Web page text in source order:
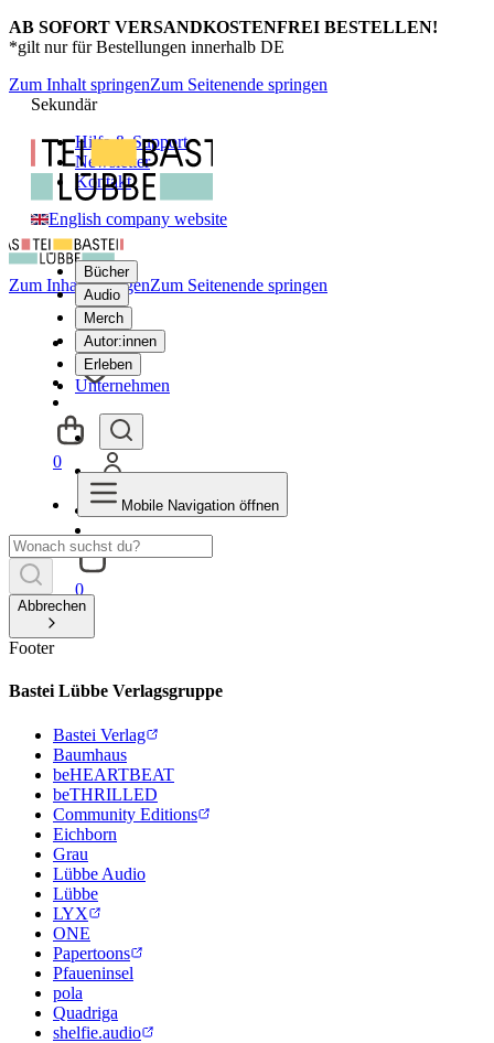
AB SOFORT VERSANDKOSTENFREI BESTELLEN!
*gilt nur für Bestellungen innerhalb DE
Zum Inhalt springenZum Seitenende springen
Sekundär
Hilfe & Support
Newsletter
Kontakt
English company website
Bücher
Audio
Merch
Autor:innen
Erleben
Unternehmen
0
Zum Inhalt springenZum Seitenende springen
0
Mobile Navigation öffnen
Abbrechen
Footer
Bastei Lübbe Verlagsgruppe
Bastei Verlag
Baumhaus
beHEARTBEAT
beTHRILLED
Community Editions
Eichborn
Grau
Lübbe Audio
Lübbe
LYX
ONE
Papertoons
Pfaueninsel
pola
Quadriga
shelfie.audio